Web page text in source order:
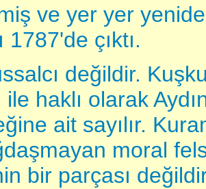
ve yer yer
1787'de çıktı.
değildir.
haklı olarak
ait sayılır.
moral
bir parçası